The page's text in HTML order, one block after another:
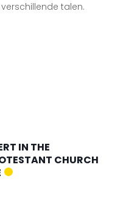
talen.
IN THE
CHURCH